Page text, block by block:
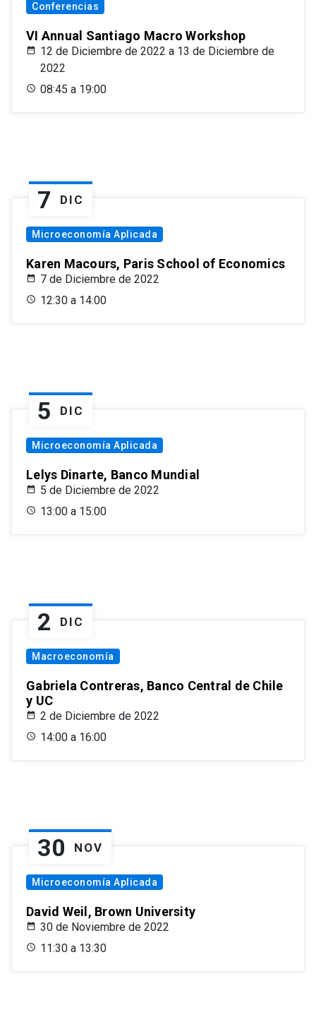
Conferencias
VI Annual Santiago Macro Workshop
12 de Diciembre de 2022 a 13 de Diciembre de
2022
08:45 a 19:00
7 DIC
Microeconomía Aplicada
Karen Macours, Paris School of Economics
7 de Diciembre de 2022
12:30 a 14:00
5 DIC
Microeconomía Aplicada
Lelys Dinarte, Banco Mundial
5 de Diciembre de 2022
13:00 a 15:00
2 DIC
Macroeconomía
Gabriela Contreras, Banco Central de Chile
y UC
2 de Diciembre de 2022
14:00 a 16:00
30 NOV
Microeconomía Aplicada
David Weil, Brown University
30 de Noviembre de 2022
11:30 a 13:30